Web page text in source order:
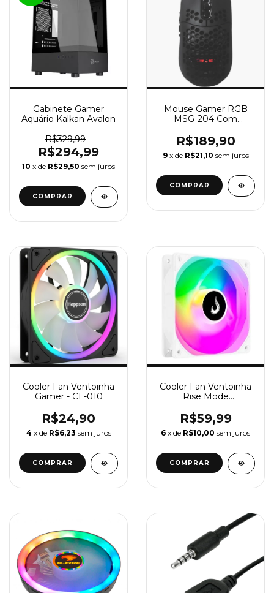
Gabinete Gamer
Aquário Kalkan Avalon
R$329,99
R$294,99
10 x de R$29,50 sem juros
Mouse Gamer RGB
MSG-204 Com
Hoopson
R$189,90
9 x de R$21,10 sem juros
Cooler Fan Ventoinha
Gamer - CL-010
R$24,90
4 x de R$6,23 sem juros
Cooler Fan Ventoinha
Rise Mode
120mm, Led ARGB,
Branco - RM-MB-02-
5V
R$59,99
6 x de R$10,00 sem juros